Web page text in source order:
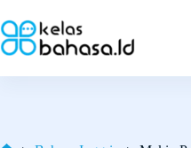
to
content